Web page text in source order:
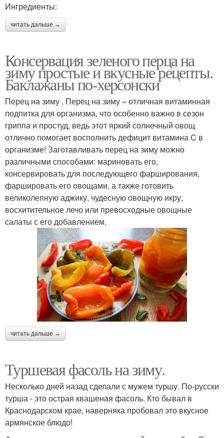
Ингредиенты:
читать дальше →
Консервация зеленого перца на
зиму простые и вкусные рецепты.
Баклажаны по-херсонски
Перец на зиму . Перец на зиму – отличная витаминная
подпитка для организма, что особенно важно в сезон
гриппа и простуд, ведь этот яркий солнечный овощ
отлично помогает восполнить дефицит витамина C в
организме! Заготавливать перец на зиму можно
различными способами: мариновать его,
консервировать для последующего фарширования,
фаршировать его овощами, а также готовить
великолепную аджику, чудесную овощную икру,
восхитительное лечо или превосходные овощные
салаты с его добавлением.
читать дальше →
Туршевая фасоль на зиму.
Несколько дней назад сделали с мужем туршу. По-русски
турша - это острая квашеная фасоль. Кто бывал в
Краснодарском крае, наверняка пробовал это вкусное
армянское блюдо!